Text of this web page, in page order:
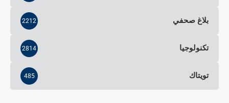
بلاغ صحفي 2212
تكنولوجيا 2814
تويتاك 485